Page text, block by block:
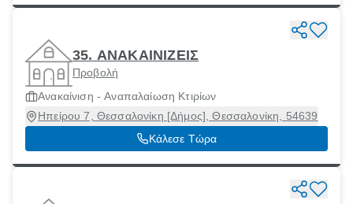
35. ΑΝΑΚΑΙΝΙΖΕΙΣ
Προβολή
Ανακαίνιση - Αναπαλαίωση Κτιρίων
Ηπείρου 7, Θεσσαλονίκη [Δήμος], Θεσσαλονίκη, 54639
Κάλεσε Τώρα